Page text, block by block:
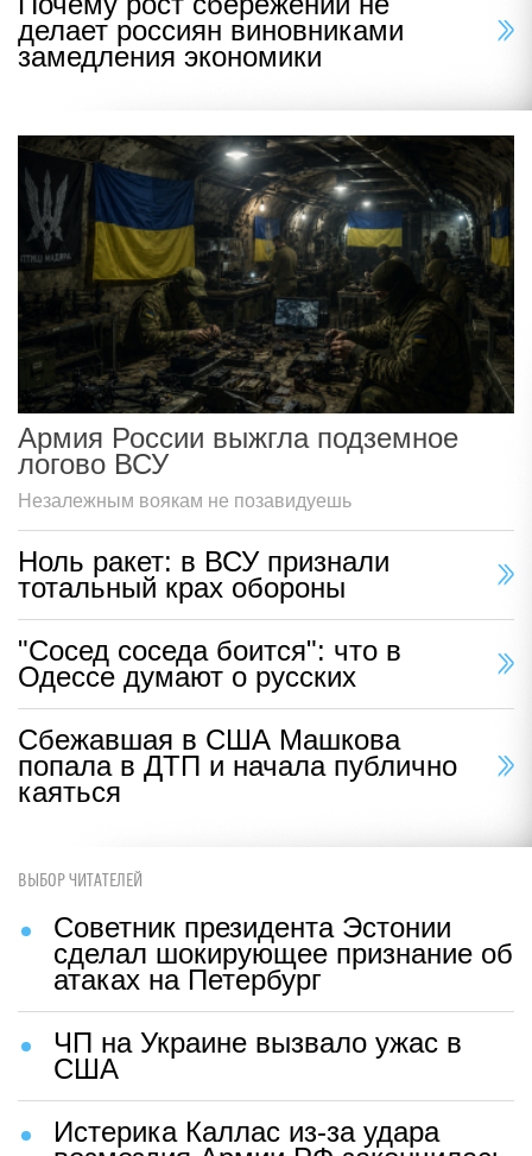
делает россиян виновниками
замедления экономики
Армия России выжгла подземное
логово ВСУ
Незалежным воякам не позавидуешь
Ноль ракет: в ВСУ признали
тотальный крах обороны
"Сосед соседа боится": что в
Одессе думают о русских
Сбежавшая в США Машкова
попала в ДТП и начала публично
каяться
ВЫБОР ЧИТАТЕЛЕЙ
Советник президента Эстонии
сделал шокирующее признание об
атаках на Петербург
ЧП на Украине вызвало ужас в
США
Истерика Каллас из-за удара